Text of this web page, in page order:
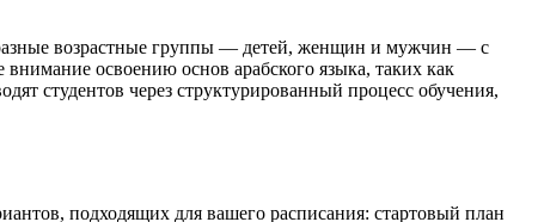
разные возрастные группы — детей, женщин и мужчин — с
освоению основ арабского языка, таких как
студентов через структурированный процесс обучения,
подходящих для вашего расписания: стартовый план